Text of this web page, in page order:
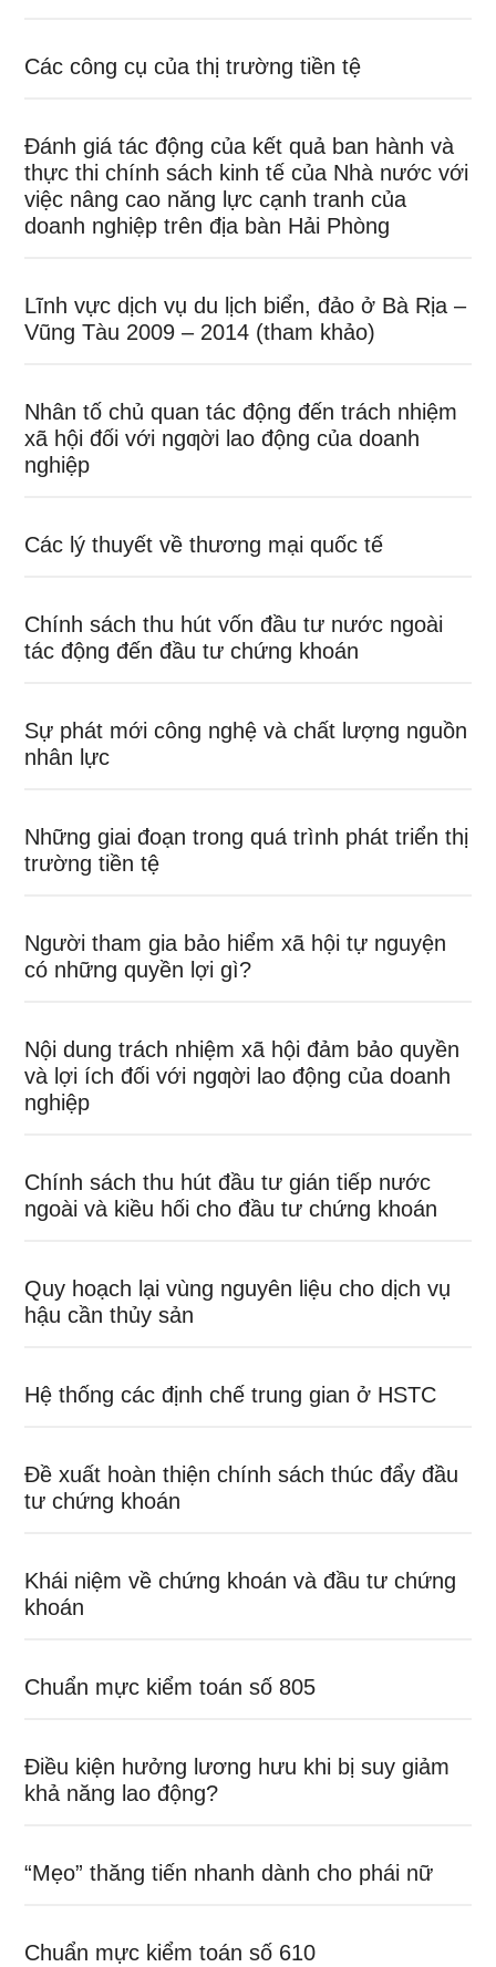
Các công cụ của thị trường tiền tệ
Đánh giá tác động của kết quả ban hành và
thực thi chính sách kinh tế của Nhà nước với
việc nâng cao năng lực cạnh tranh của
doanh nghiệp trên địa bàn Hải Phòng
Lĩnh vực dịch vụ du lịch biển, đảo ở Bà Rịa –
Vũng Tàu 2009 – 2014 (tham khảo)
Nhân tố chủ quan tác động đến trách nhiệm
xã hội đối với ngƣời lao động của doanh
nghiệp
Các lý thuyết về thương mại quốc tế
Chính sách thu hút vốn đầu tư nước ngoài
tác động đến đầu tư chứng khoán
Sự phát mới công nghệ và chất lượng nguồn
nhân lực
Những giai đoạn trong quá trình phát triển thị
trường tiền tệ
Người tham gia bảo hiểm xã hội tự nguyện
có những quyền lợi gì?
Nội dung trách nhiệm xã hội đảm bảo quyền
và lợi ích đối với ngƣời lao động của doanh
nghiệp
Chính sách thu hút đầu tư gián tiếp nước
ngoài và kiều hối cho đầu tư chứng khoán
Quy hoạch lại vùng nguyên liệu cho dịch vụ
hậu cần thủy sản
Hệ thống các định chế trung gian ở HSTC
Đề xuất hoàn thiện chính sách thúc đẩy đầu
tư chứng khoán
Khái niệm về chứng khoán và đầu tư chứng
khoán
Chuẩn mực kiểm toán số 805
Điều kiện hưởng lương hưu khi bị suy giảm
khả năng lao động?
“Mẹo” thăng tiến nhanh dành cho phái nữ
Chuẩn mực kiểm toán số 610